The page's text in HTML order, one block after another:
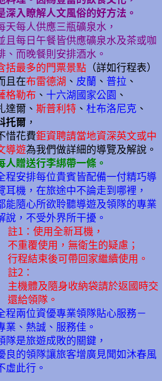
深入瞭解人文風俗的好方法。
天每人供應三瓶礦泉水，
且每日午餐皆供應礦泉水及茶或咖
、而晚餐則安排酒水。
括最多的門票景點 （詳如行程表）
且在布雷德湖 、 皮蘭 、 普拉 、
格勒布 、 十六湖國家公園 、
達爾、斯普利特 、杜布洛尼克 、
托爾 ，
惜花費鉅資聘請當地資深英文或中
導遊為我們做詳細的導覽及解說。
人贈送行李綁帶一條。
程安排每位貴賓皆配備一付精巧導
耳機，在旅途中不論走到哪裡，
能隨心所欲聆聽導遊及領隊的專業
說，不受外界所干擾。
註1：使用全新耳機，
不重覆使用，無衛生的疑慮；
行程結束後可帶回家繼續使用。
註2：
主機體及隨身收納袋請於返國時交
還給領隊。
程兩位資優專業領隊貼心服務－
業、熱誠、服務佳。
隊是旅遊成敗的關鍵，
良的領隊讓旅客增廣見聞如沐春風
虛此行。